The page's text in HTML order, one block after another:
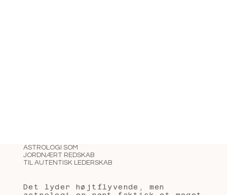
ASTROLOGI SOM
JORDNÆRT REDSKAB
TIL AUTENTISK LEDERSKAB
Det lyder højtflyvende, men